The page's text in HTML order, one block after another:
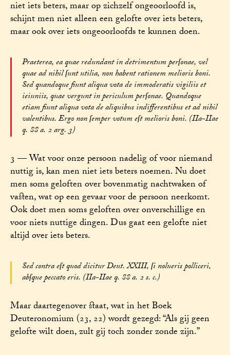
niet iets beters, maar op zichzelf ongeoorloofd is,
schijnt men niet alleen een gelofte over iets beters,
maar ook over iets ongeoorloofds te kunnen doen.
Praeterea, ea quae redundant in detrimentum perſonae, vel
quae ad nihil ſunt utilia, non habent rationem melioris boni.
Sed quandoque fiunt aliqua vota de immoderatis vigiliis et
ieiuniis, quae vergunt in periculum perſonae. Quandoque
etiam fiunt aliqua vota de aliquibus indifferentibus et ad nihil
valentibus. Ergo non ſemper votum eſt melioris boni. (IIa-IIae
q. 88 a. 2 arg. 3)
3 — Wat voor onze persoon nadelig of voor niemand
nuttig is, kan men niet iets beters noemen. Nu doet
men soms geloften over bovenmatig nachtwaken of
vasten, wat op een gevaar voor de persoon neerkomt.
Ook doet men soms geloften over onverschillige en
voor niets nuttige dingen. Dus gaat een gelofte niet
altijd over iets beters.
Sed contra eſt quod dicitur Deut. XXIII, ſi nolueris polliceri,
abſque peccato eris. (IIa-IIae q. 88 a. 2 s. c.)
Maar daartegenover staat, wat in het Boek
Deuteronomium (23, 22) wordt gezegd: “Als gij geen
gelofte wilt doen, zult gij toch zonder zonde zijn.”